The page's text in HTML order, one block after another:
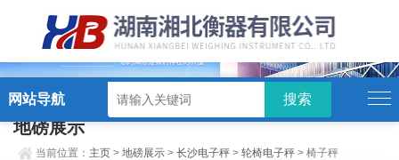
网站导航
地磅展示
当前位置： 主页 >地磅展示 >长沙电子秤 >轮椅电子秤 > 椅子秤